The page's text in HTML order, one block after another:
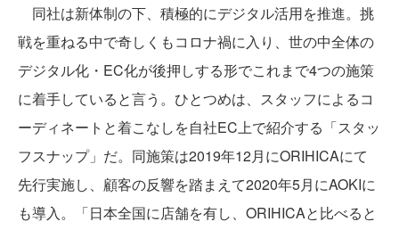
同社は新体制の下、積極的にデジタル活用を推進。挑
戦を重ねる中で奇しくもコロナ禍に入り、世の中全体の
デジタル化・EC化が後押しする形でこれまで4つの施策
に着手していると言う。ひとつめは、スタッフによるコ
ーディネートと着こなしを自社EC上で紹介する「スタッ
フスナップ」だ。同施策は2019年12月にORIHICAにて
先行実施し、顧客の反響を踏まえて2020年5月にAOKIに
も導入。「日本全国に店舗を有し、ORIHICAと比べると